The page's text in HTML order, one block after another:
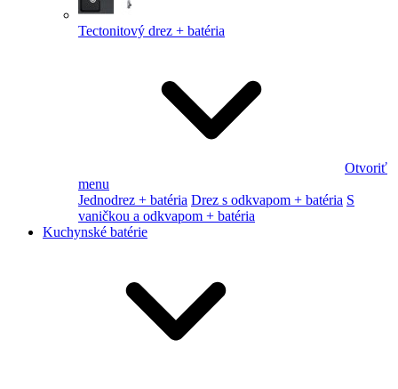
Tectonitový drez + batéria
Otvoriť
menu
Jednodrez + batéria Drez s odkvapom + batéria S
vaničkou a odkvapom + batéria
Kuchynské batérie